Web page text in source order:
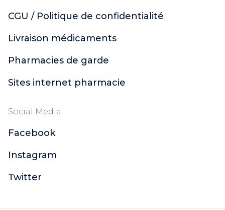
CGU / Politique de confidentialité
Livraison médicaments
Pharmacies de garde
Sites internet pharmacie
Social Media
Facebook
Instagram
Twitter